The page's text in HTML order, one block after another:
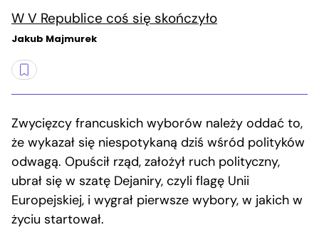
W V Republice coś się skończyło
Jakub Majmurek
Zwycięzcy francuskich wyborów należy oddać to,
że wykazał się niespotykaną dziś wśród polityków
odwagą. Opuścił rząd, założył ruch polityczny,
ubrał się w szatę Dejaniry, czyli flagę Unii
Europejskiej, i wygrał pierwsze wybory, w jakich w
życiu startował.